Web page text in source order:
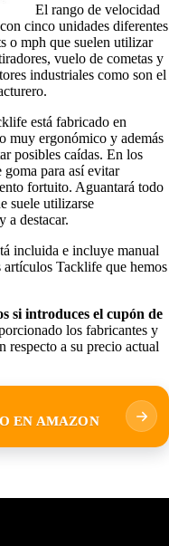
El rango de velocidad
con cinco unidades diferentes
o mph que suelen utilizar
vuelo de cometas y
industriales como son el
está fabricado en
muy ergonómico y además
posibles caídas. En los
goma para así evitar
fortuito. Aguantará todo
suele utilizarse
a destacar.
incluida e incluye manual
Tacklife que hemos
si introduces el cupón de
los fabricantes y
respecto a su precio actual
EN AMAZON